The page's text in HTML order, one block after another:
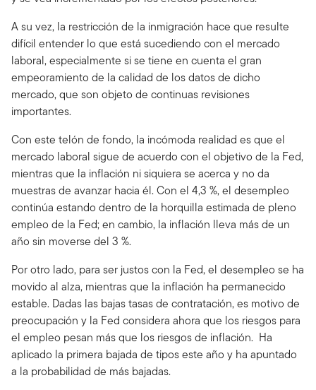
A su vez, la restricción de la inmigración hace que resulte
difícil entender lo que está sucediendo con el mercado
laboral, especialmente si se tiene en cuenta el gran
empeoramiento de la calidad de los datos de dicho
mercado, que son objeto de continuas revisiones
importantes.
Con este telón de fondo, la incómoda realidad es que el
mercado laboral sigue de acuerdo con el objetivo de la Fed,
mientras que la inflación ni siquiera se acerca y no da
muestras de avanzar hacia él. Con el 4,3 %, el desempleo
continúa estando dentro de la horquilla estimada de pleno
empleo de la Fed; en cambio, la inflación lleva más de un
año sin moverse del 3 %.
Por otro lado, para ser justos con la Fed, el desempleo se ha
movido al alza, mientras que la inflación ha permanecido
estable. Dadas las bajas tasas de contratación, es motivo de
preocupación y la Fed considera ahora que los riesgos para
el empleo pesan más que los riesgos de inflación. Ha
aplicado la primera bajada de tipos este año y ha apuntado
a la probabilidad de más bajadas.